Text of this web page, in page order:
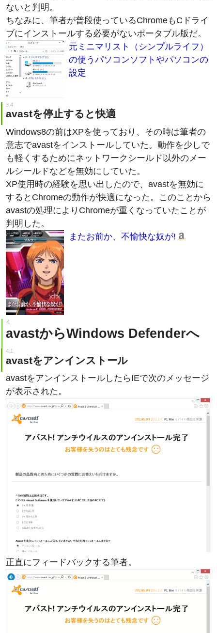
ちなみに、筆者が普段使っているChromeもCドライ
ブにインストールする必要がないポータブル版だ。
元ミニマリスト（シンプルライフ）
の使うパソコンソフトやパソコンの
設定
avastを停止すると快適
Windows8の前はXPを使っており、その時は筆者の
意志でavastをインストールしていた。動作を少しで
も軽くするためにネットワークシールド以外のメー
ルシールドなどを無効にしていた。
XP使用時の経験を思い出したので、avastを無効に
するとChromeの動作が快適になった。このことから
avastの処理によりChromeが重くなっていたことが
判明した。
avastからWindows Defenderへ
avastをアンインストールしたらIEで次のメッセージ
が表示された。
正直にフィードバックする筆者。